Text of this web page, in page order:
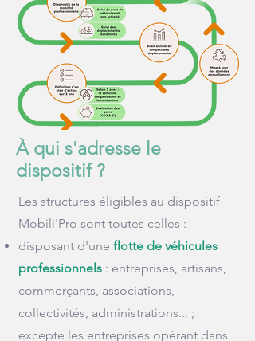
À qui s'adresse le
dispositif ?
Les structures éligibles au dispositif
Mobili'Pro sont toutes celles :
disposant d'une flotte de véhicules
professionnels : entreprises, artisans,
commerçants, associations,
collectivités, administrations... ;
excepté les entreprises opérant dans